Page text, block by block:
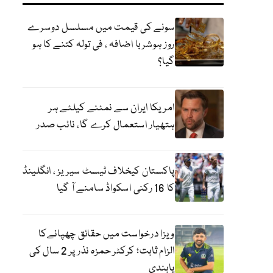
سونے کی قیمت میں مسلسل دوسرے
روز ہوشربا اضافہ ، فی تولہ کتنے کا ہو
گیا؟
امریکا ایران سے نمٹنے کیلئے ہر
ہتھیار استعمال کرے گا، نائب صدر
پاکستان کیخلاف ٹیسٹ سیریز ، انگلینڈ
کا 16 رکنی اسکواڈ سامنے آ گیا
ویزا درخواست میں حقائق چھپانےکا
الزام ثابت؛ کرکٹر حمزہ نذر پر 2 سال کی
پابندی